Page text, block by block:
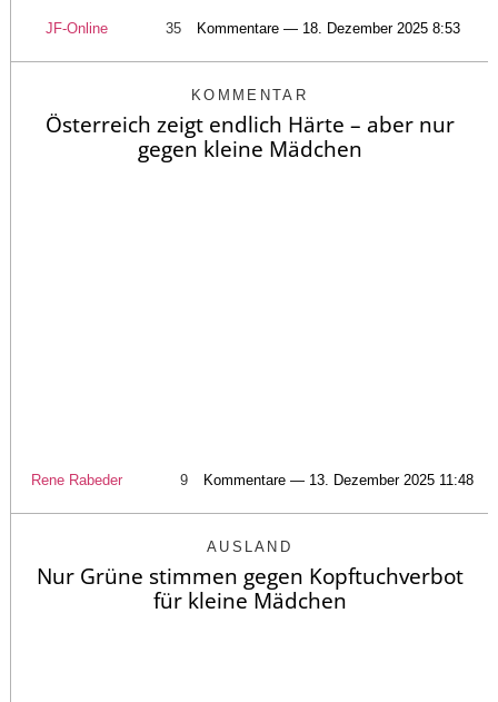
JF-Online 35 Kommentare — 18. Dezember 2025 8:53
KOMMENTAR
Österreich zeigt endlich Härte – aber nur
gegen kleine Mädchen
Rene Rabeder 9 Kommentare — 13. Dezember 2025 11:48
AUSLAND
Nur Grüne stimmen gegen Kopftuchverbot
für kleine Mädchen